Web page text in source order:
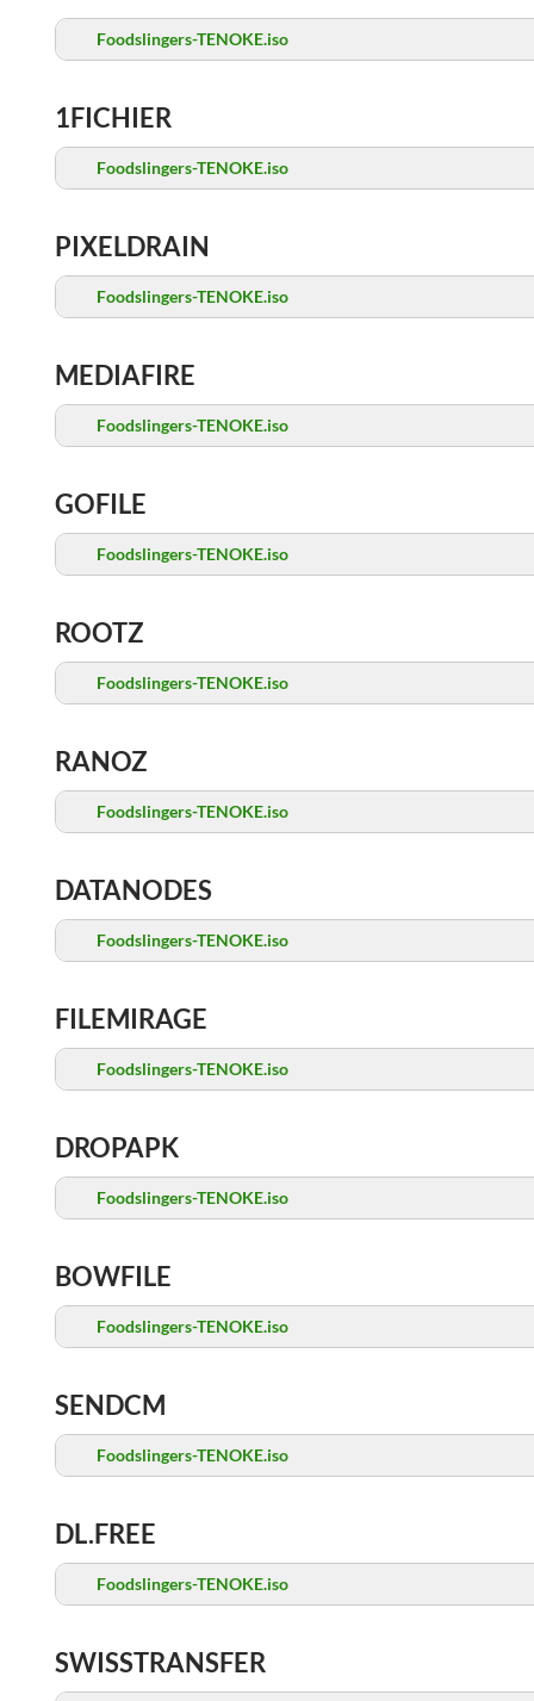
Foodslingers-TENOKE.iso
1FICHIER
Foodslingers-TENOKE.iso
PIXELDRAIN
Foodslingers-TENOKE.iso
MEDIAFIRE
Foodslingers-TENOKE.iso
GOFILE
Foodslingers-TENOKE.iso
ROOTZ
Foodslingers-TENOKE.iso
RANOZ
Foodslingers-TENOKE.iso
DATANODES
Foodslingers-TENOKE.iso
FILEMIRAGE
Foodslingers-TENOKE.iso
DROPAPK
Foodslingers-TENOKE.iso
BOWFILE
Foodslingers-TENOKE.iso
SENDCM
Foodslingers-TENOKE.iso
DL.FREE
Foodslingers-TENOKE.iso
SWISSTRANSFER